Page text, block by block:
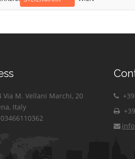
Via M. Vellani Marchi, 20
Italy